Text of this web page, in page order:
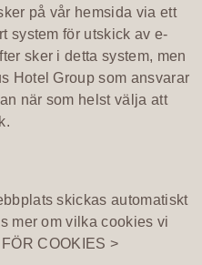
på vår hemsida via ett
system för utskick av e-
sker i detta system, men
Hotel Group som ansvarar
när som helst välja att
skickas automatiskt
mer om vilka cookies vi
COOKIES >